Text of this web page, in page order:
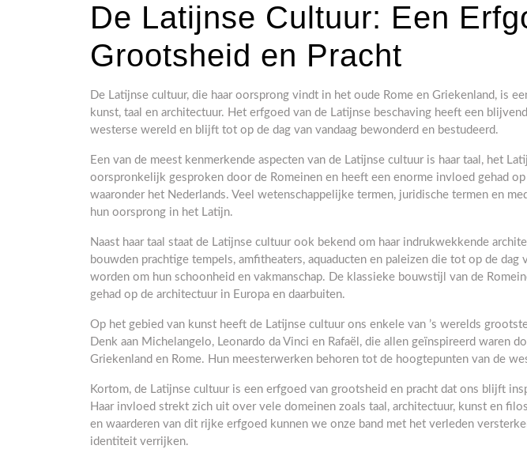
De Latijnse Cultuur: Een
Grootsheid en Pracht
De Latijnse cultuur, die haar oorsprong vindt in het oude Rome en Griekenland, is
kunst, taal en architectuur. Het erfgoed van de Latijnse beschaving heeft een
westerse wereld en blijft tot op de dag van vandaag bewonderd en bestudeerd.
Een van de meest kenmerkende aspecten van de Latijnse cultuur is haar taal, het
oorspronkelijk gesproken door de Romeinen en heeft een enorme invloed gehad
waaronder het Nederlands. Veel wetenschappelijke termen, juridische termen en
hun oorsprong in het Latijn.
Naast haar taal staat de Latijnse cultuur ook bekend om haar indrukwekkende
bouwden prachtige tempels, amfitheaters, aquaducten en paleizen die tot op de dag
worden om hun schoonheid en vakmanschap. De klassieke bouwstijl van de
gehad op de architectuur in Europa en daarbuiten.
Op het gebied van kunst heeft de Latijnse cultuur ons enkele van ’s werelds
Denk aan Michelangelo, Leonardo da Vinci en Rafaël, die allen geïnspireerd waren
Griekenland en Rome. Hun meesterwerken behoren tot de hoogtepunten van de
Kortom, de Latijnse cultuur is een erfgoed van grootsheid en pracht dat ons blijft
Haar invloed strekt zich uit over vele domeinen zoals taal, architectuur, kunst en
en waarderen van dit rijke erfgoed kunnen we onze band met het verleden
identiteit verrijken.